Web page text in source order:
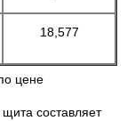
18,577
цене
составляет